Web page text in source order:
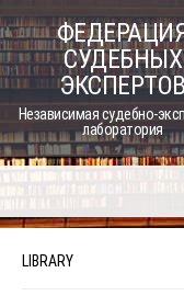
Skip
to
content СУДЕБНЫХ
Независимая судебно-
лаборатория
LIBRARY